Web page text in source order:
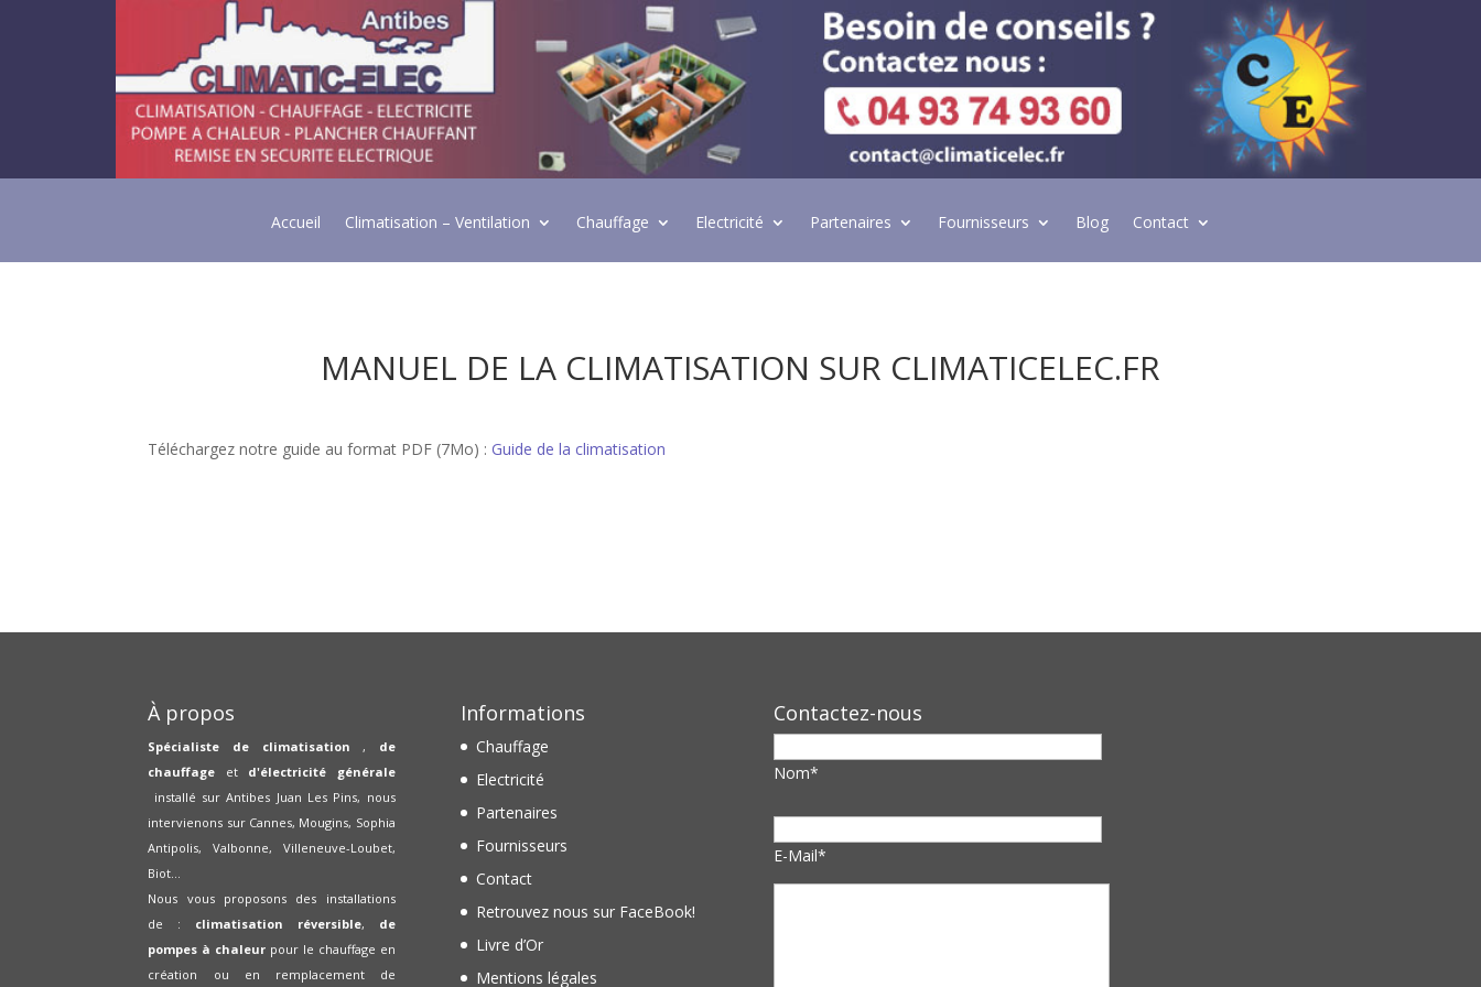
Accueil Climatisation – Ventilation Chauffage Electricité Partenaires Fournisseurs Blog Contact
MANUEL DE LA CLIMATISATION SUR CLIMATICELEC.FR
Téléchargez notre guide au format PDF (7Mo) : Guide de la climatisation
À propos
Spécialiste de climatisation, de
chauffage et d'électricité générale
installé sur Antibes Juan Les Pins, nous
intervienons sur Cannes, Mougins, Sophia
Antipolis, Valbonne, Villeneuve-Loubet,
Biot...
Nous vous proposons des installations
de : climatisation réversible, de
pompes à chaleur pour le chauffage en
création ou en remplacement de
Informations
Chauffage
Electricité
Partenaires
Fournisseurs
Contact
Retrouvez nous sur FaceBook!
Livre d’Or
Mentions légales
Contactez-nous
Nom*
E-Mail*